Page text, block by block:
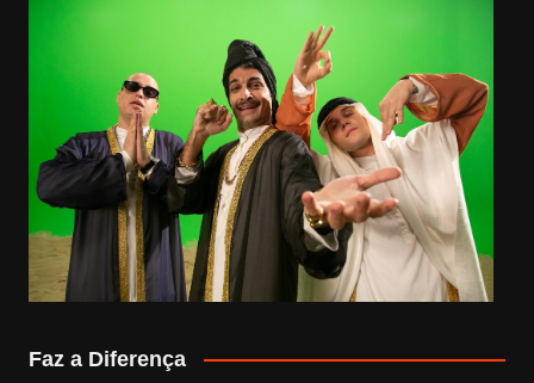
Faz a Diferença